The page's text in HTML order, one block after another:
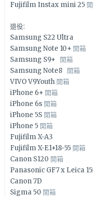
Fujifilm Instax mini 25
退役:
Samsung S22 Ultra
Samsung Note 10+ 開箱
Samsung S9+ 開箱
Samsung Note8 開箱
VIVO V9Youth 開箱
iPhone 6+ 開箱
iPhone 6s 開箱
iPhone 5S 開箱
iPhone 5 開箱
Fujifilm X-A3
Fujifilm X-E1+18-55 開箱
Canon S120 開箱
Panasonic GF7 x Leica
Canon 7D
Sigma 50 開箱